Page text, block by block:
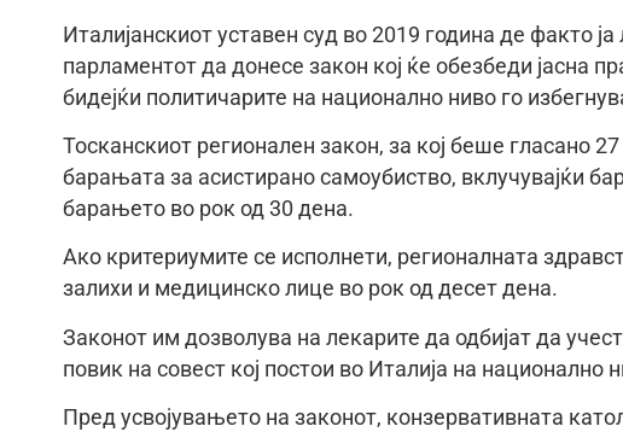
Италијанскиот уставен суд во 2019 година де факто
парламентот да донесе закон кој ќе обезбеди јасна
бидејќи политичарите на национално ниво го
Тосканскиот регионален закон, за кој беше гласано
барањата за асистирано самоубиство, вклучувајќи
барањето во рок од 30 дена.
Ако критериумите се исполнети, регионалната
залихи и медицинско лице во рок од десет дена.
Законот им дозволува на лекарите да одбијат да
повик на совест кој постои во Италија на национално
Пред усвојувањето на законот, конзервативната